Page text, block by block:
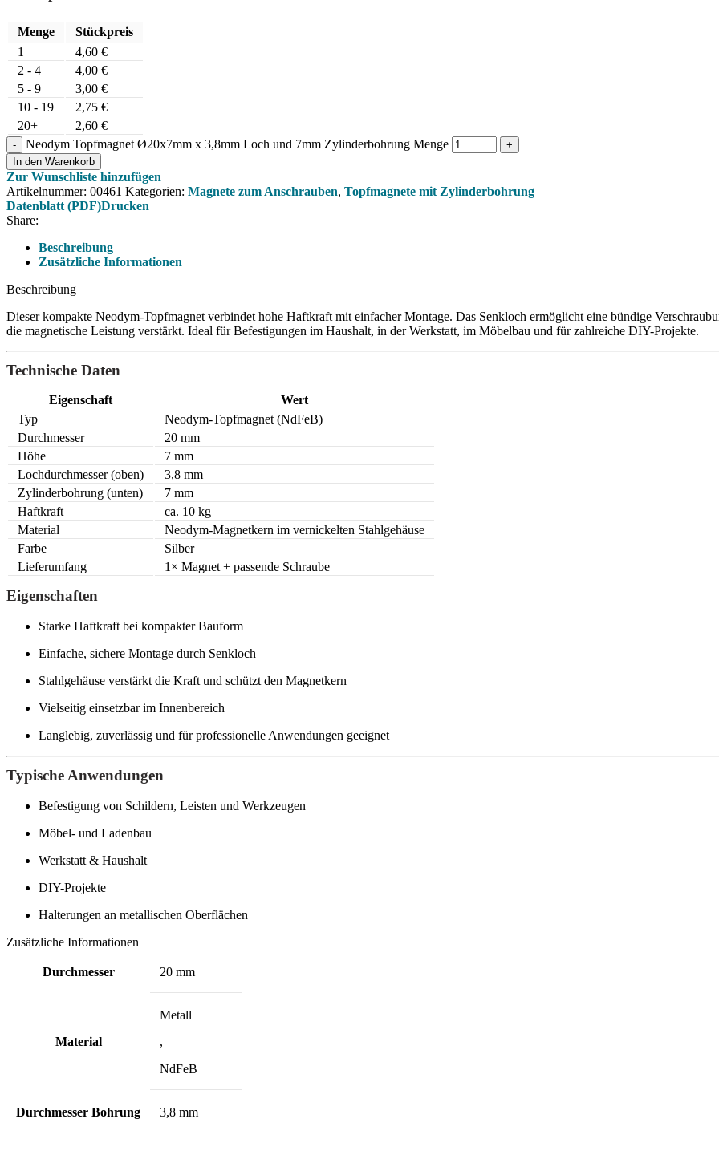
Menge
Stückpreis
1
4,60 €
2 - 4
4,00 €
5 - 9
3,00 €
10 - 19
2,75 €
20+
2,60 €
Neodym Topfmagnet Ø20x7mm x 3,8mm Loch und 7mm Zylinderbohrung Menge
In den Warenkorb
Zur Wunschliste hinzufügen
Artikelnummer: 00461 Kategorien: Magnete zum Anschrauben, Topfmagnete mit Zylinderbohrung
Datenblatt (PDF)Drucken
Share:
Beschreibung
Zusätzliche Informationen
Beschreibung
Dieser kompakte Neodym-Topfmagnet verbindet hohe Haftkraft mit einfacher Montage. Das Senkloch ermöglicht eine bündige
die magnetische Leistung verstärkt. Ideal für Befestigungen im Haushalt, in der Werkstatt, im Möbelbau und für zahlreiche DIY-Projekte.
Technische Daten
Eigenschaft
Wert
Typ
Neodym-Topfmagnet (NdFeB)
Durchmesser
20 mm
Höhe
7 mm
Lochdurchmesser (oben)
3,8 mm
Zylinderbohrung (unten)
7 mm
Haftkraft
ca. 10 kg
Material
Neodym-Magnetkern im vernickelten Stahlgehäuse
Farbe
Silber
Lieferumfang
1× Magnet + passende Schraube
Eigenschaften
Starke Haftkraft bei kompakter Bauform
Einfache, sichere Montage durch Senkloch
Stahlgehäuse verstärkt die Kraft und schützt den Magnetkern
Vielseitig einsetzbar im Innenbereich
Langlebig, zuverlässig und für professionelle Anwendungen geeignet
Typische Anwendungen
Befestigung von Schildern, Leisten und Werkzeugen
Möbel- und Ladenbau
Werkstatt & Haushalt
DIY-Projekte
Halterungen an metallischen Oberflächen
Zusätzliche Informationen
Durchmesser 20 mm
Material
Metall
,
NdFeB
Durchmesser Bohrung 3,8 mm